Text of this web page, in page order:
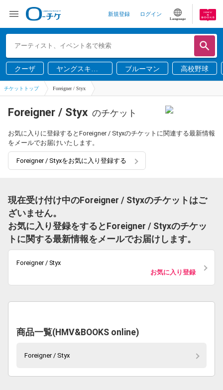
新規登録 ログイン
Language
クーザ
ヤングスキニ
ー
ブルーマン 高校野球
チケットトップ Foreigner / Styx
Foreigner / Styx のチケット
お気に入りに登録するとForeigner / Styxのチケットに関連する最新情報
をメールでお届けいたします。
Foreigner / Styxをお気に入り登録する
現在受け付け中のForeigner / Styxのチケットはご
ざいません。
お気に入り登録をするとForeigner / Styxのチケッ
トに関する最新情報をメールでお届けします。
Foreigner / Styx
お気に入り登録
商品一覧(HMV&BOOKS online)
Foreigner / Styx